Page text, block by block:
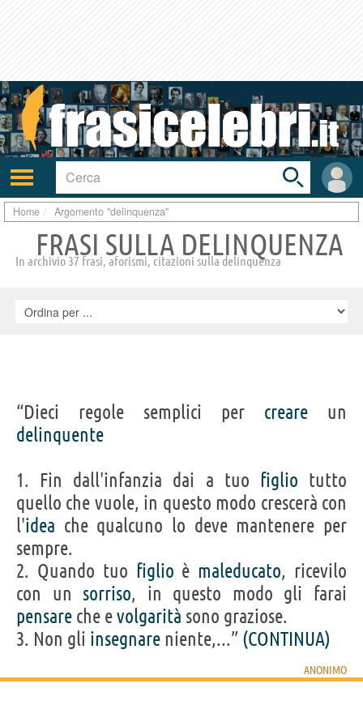
Attiva/disattiva
navigazione
User
area
Toggle
search
bar
Home Argomento "delinquenza"
FRASI SULLA DELINQUENZA
In archivio 37 frasi, aforismi, citazioni sulla delinquenza
“Dieci regole semplici per creare un
delinquente
1. Fin dall'infanzia dai a tuo figlio tutto
quello che vuole, in questo modo crescerà con
l'idea che qualcuno lo deve mantenere per
sempre.
2. Quando tuo figlio è maleducato, ricevilo
con un sorriso, in questo modo gli farai
pensare che evolgarità sono graziose.
3. Non gli insegnare niente,...” (CONTINUA)
ANONIMO